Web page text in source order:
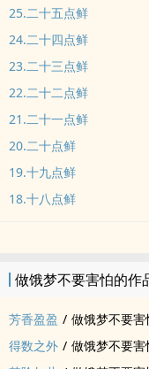
25.二十五点鲜
24.二十四点鲜
23.二十三点鲜
22.二十二点鲜
21.二十一点鲜
20.二十点鲜
19.十九点鲜
18.十八点鲜
做饿梦不要害怕的作
芳香盈盈 / 做饿梦不要害
得数之外 / 做饿梦不要害